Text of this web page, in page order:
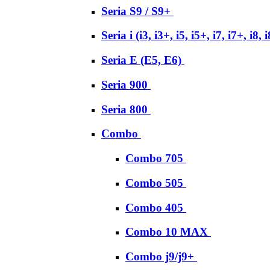
Seria S9 / S9+
Seria i (i3, i3+, i5, i5+, i7, i7+, i8,
Seria E (E5, E6)
Seria 900
Seria 800
Combo
Combo 705
Combo 505
Combo 405
Combo 10 MAX
Combo j9/j9+